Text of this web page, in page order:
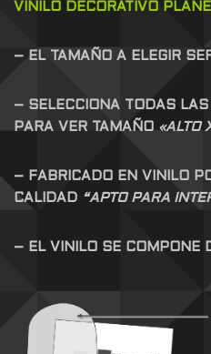
VINILO DECORATIVO
– EL TAMAÑO A ELEGIR
– SELECCIONA TODAS
PARA VER TAMAÑO«ALTO
– FABRICADO EN VINILO
CALIDAD “APTO PARA
– EL VINILO SE COMPONE